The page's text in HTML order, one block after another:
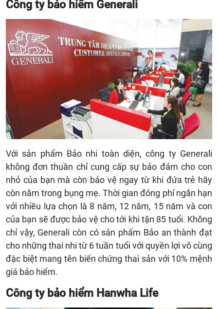
Công ty bảo hiểm Generali
Với sản phẩm Bảo nhi toàn diện, công ty Generali
không đơn thuần chỉ cung cấp sự bảo đảm cho con
nhỏ của bạn mà còn bảo vệ ngay từ khi đứa trẻ hãy
còn nằm trong bụng mẹ. Thời gian đóng phí ngắn hạn
với nhiều lựa chọn là 8 năm, 12 năm, 15 năm và con
của bạn sẽ được bảo vệ cho tới khi tận 85 tuổi. Không
chỉ vậy, Generali còn có sản phẩm Bảo an thành đạt
cho những thai nhi từ 6 tuần tuổi với quyền lợi vô cùng
đặc biệt mang tên biến chứng thai sản với 10% mệnh
giá bảo hiểm.
Công ty bảo hiểm Hanwha Life